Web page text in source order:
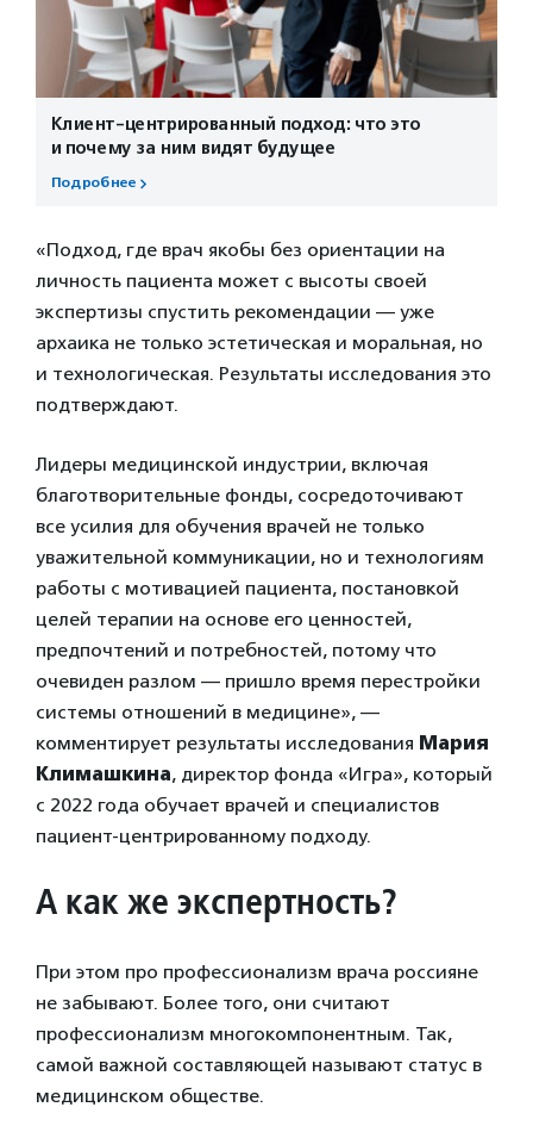
Клиент-центрированный подход: что это
и почему за ним видят будущее
Подробнее
«Подход, где врач якобы без ориентации на
личность пациента может с высоты своей
экспертизы спустить рекомендации — уже
архаика не только эстетическая и моральная, но
и технологическая. Результаты исследования это
подтверждают.
Лидеры медицинской индустрии, включая
благотворительные фонды, сосредоточивают
все усилия для обучения врачей не только
уважительной коммуникации, но и технологиям
работы с мотивацией пациента, постановкой
целей терапии на основе его ценностей,
предпочтений и потребностей, потому что
очевиден разлом — пришло время перестройки
системы отношений в медицине», —
комментирует результаты исследования Мария
Климашкина, директор фонда «Игра», который
с 2022 года обучает врачей и специалистов
пациент-центрированному подходу.
А как же экспертность?
При этом про профессионализм врача россияне
не забывают. Более того, они считают
профессионализм многокомпонентным. Так,
самой важной составляющей называют статус в
медицинском обществе.